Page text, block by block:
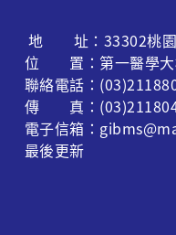
地 址：33302桃園
位 置：第一醫學大
聯絡電話：
傳 真：
電子信箱：
最後更新